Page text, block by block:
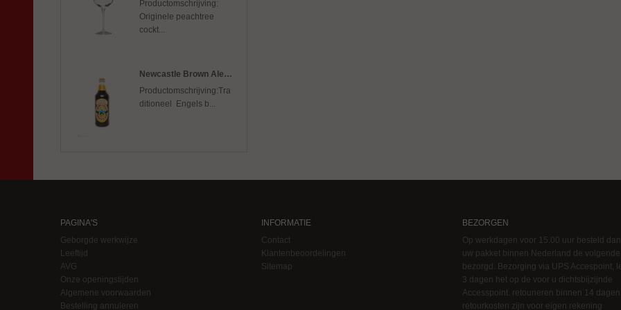
Productomschrijving:
Originele peachtree
cockt...
Newcastle Brown Ale 0,33
Productomschrijving:Tra
ditioneel Engels b...
PAGINA'S
Geborgde werkwijze
Leeftijd
AVG
Onze openingstijden
Algemene voorwaarden
Bestelling annuleren
INFORMATIE
Contact
Klantenbeoordelingen
Sitemap
BEZORGEN
Op werkdagen voor 15.00 uur besteld
uw pakket binnen Nederland de
bezorgd. Bezorging via UPS Accespoint,
3 dagen het op de voor u dichtsbijzijnde
Accesspoint. retouneren binnen 14 dagen.
retourkosten zijn voor eigen rekening